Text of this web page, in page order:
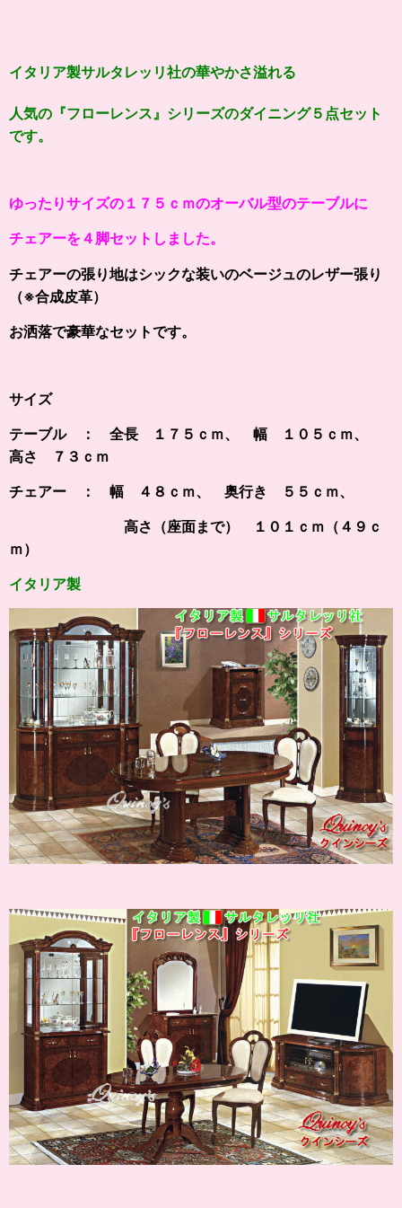
イタリア製サルタレッリ社の華やかさ溢れる
人気の『フローレンス』シリーズのダイニング５点セット
です。
ゆったりサイズの１７５ｃｍのオーバル型のテーブルに
チェアーを４脚セットしました。
チェアーの張り地はシックな装いのベージュのレザー張り
（※合成皮革）
お洒落で豪華なセットです。
サイズ
テーブル ： 全長 １７５ｃｍ、 幅 １０５ｃｍ、
高さ ７３ｃｍ
チェアー ： 幅 ４８ｃｍ、 奥行き ５５ｃｍ、
高さ（座面まで） １０１ｃｍ（４９ｃ
ｍ）
イタリア製